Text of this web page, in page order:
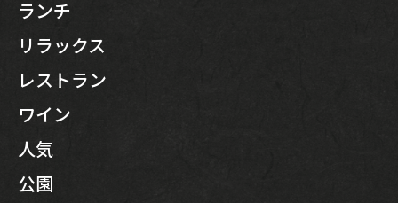
ランチ
リラックス
レストラン
ワイン
人気
公園